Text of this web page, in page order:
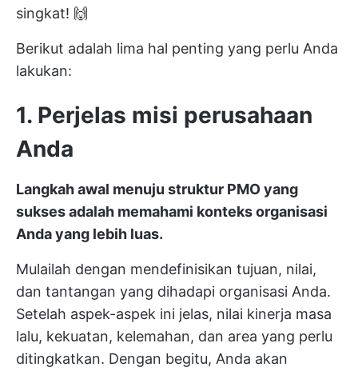
singkat! 🙌
Berikut adalah lima hal penting yang perlu Anda
lakukan:
1. Perjelas misi perusahaan
Anda
Langkah awal menuju struktur PMO yang
sukses adalah memahami konteks organisasi
Anda yang lebih luas.
Mulailah dengan mendefinisikan tujuan, nilai,
dan tantangan yang dihadapi organisasi Anda.
Setelah aspek-aspek ini jelas, nilai kinerja masa
lalu, kekuatan, kelemahan, dan area yang perlu
ditingkatkan. Dengan begitu, Anda akan